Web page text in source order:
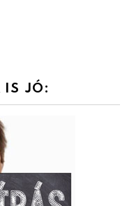
IS JÓ: